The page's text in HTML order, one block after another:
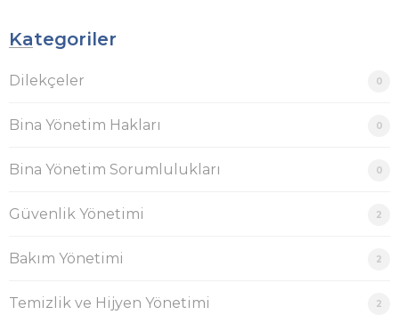
Kategoriler
Dilekçeler 0
Bina Yönetim Hakları 0
Bina Yönetim Sorumlulukları 0
Güvenlik Yönetimi 2
Bakım Yönetimi 2
Temizlik ve Hijyen Yönetimi 2